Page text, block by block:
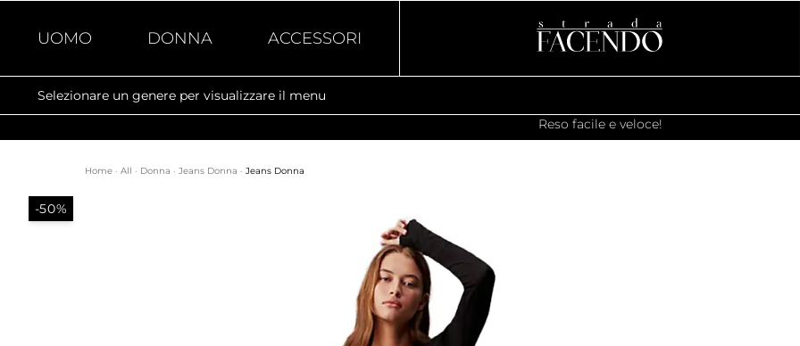
UOMO DONNA ACCESSORI
Selezionare un genere per visualizzare il menu
Reso facile e veloce!
Home · All · Donna · Jeans Donna · Jeans Donna
-50%